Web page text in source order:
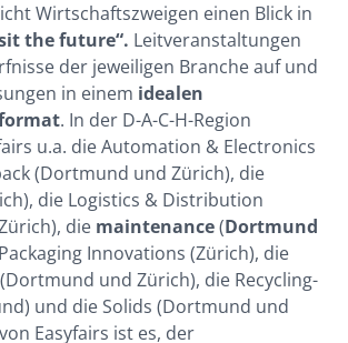
Wirtschaftszweigen einen Blick in
the future“. Leitveranstaltungen
der jeweiligen Branche auf und
in einem idealen
. In der D-A-C-H-Region
u.a. die Automation & Electronics
(Dortmund und Zürich), die
die Logistics & Distribution
die maintenance(Dortmund
Innovations (Zürich), die
und Zürich), die Recycling-
und die Solids (Dortmund und
Easyfairs ist es, der